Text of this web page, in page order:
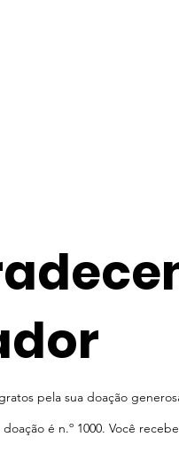
pela sua doação
é n.º 1000. Você